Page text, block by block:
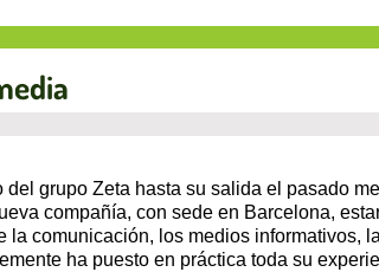
grupo Zeta hasta su salida el pasado
compañía, con sede en Barcelona,
comunicación, los medios informativos,
ha puesto en práctica toda su